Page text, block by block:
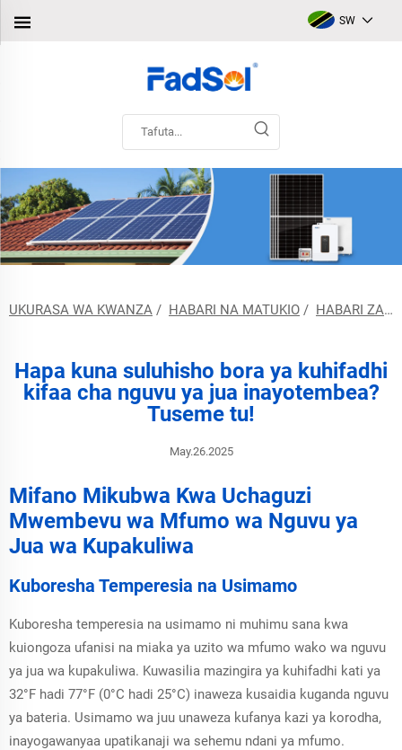
SW
UKURASA WA KWANZA / HABARI NA MATUKIO / HABARI ZA MASHIRIKA
Hapa kuna suluhisho bora ya kuhifadhi
kifaa cha nguvu ya jua inayotembea?
Tuseme tu!
May.26.2025
Mifano Mikubwa Kwa Uchaguzi
Mwembevu wa Mfumo wa Nguvu ya
Jua wa Kupakuliwa
Kuboresha Temperesia na Usimamo
Kuboresha temperesia na usimamo ni muhimu sana kwa
kuiongoza ufanisi na miaka ya uzito wa mfumo wako wa nguvu
ya jua wa kupakuliwa. Kuwasilia mazingira ya kuhifadhi kati ya
32°F hadi 77°F (0°C hadi 25°C) inaweza kusaidia kuganda nguvu
ya bateria. Usimamo wa juu unaweza kufanya kazi ya korodha,
inayogawanyaa upatikanaji wa sehemu ndani ya mfumo.